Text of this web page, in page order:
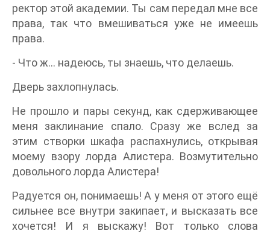
ректор этой академии. Ты сам передал мне все
права, так что вмешиваться уже не имеешь
права.
- Что ж… надеюсь, ты знаешь, что делаешь.
Дверь захлопнулась.
Не прошло и пары секунд, как сдерживающее
меня заклинание спало. Сразу же вслед за
этим створки шкафа распахнулись, открывая
моему взору лорда Алистера. Возмутительно
довольного лорда Алистера!
Радуется он, понимаешь! А у меня от этого ещё
сильнее все внутри закипает, и высказать все
хочется! И я выскажу! Вот только слова